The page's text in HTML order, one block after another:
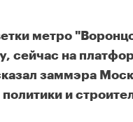
метро
сейчас на
заммэра
и